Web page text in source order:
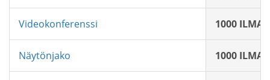
Videokonferenssi 1000
Näytönjako 1000